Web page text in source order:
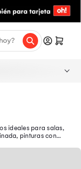
ideales para salas,
pinturas con